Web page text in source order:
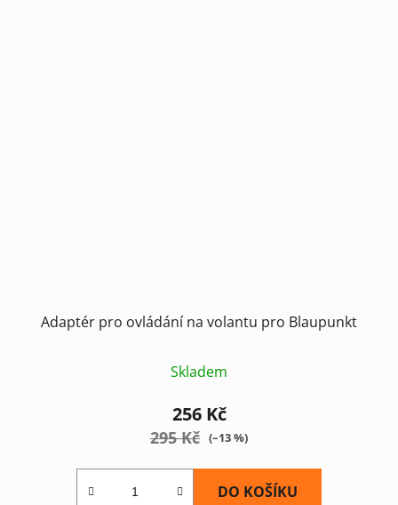
Adaptér pro ovládání na volantu pro Blaupunkt
Skladem
256 Kč
295 Kč (–13 %)
DO KOŠÍKU